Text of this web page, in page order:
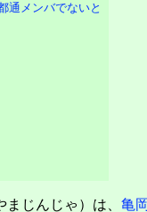
じんじゃ）は、 亀